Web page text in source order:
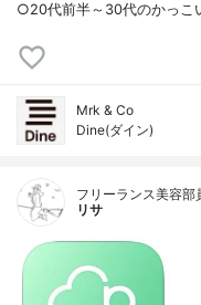
○20代前半～30代のかっこ
Mrk & Co
Dine(ダイン)
フリーランス美容
リサ